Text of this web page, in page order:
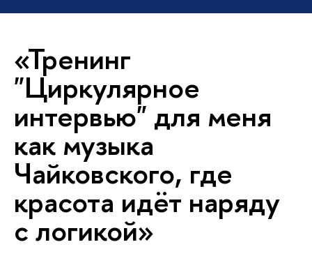
«Тренинг
"Циркулярное
интервью" для меня
как музыка
Чайковского, где
красота идёт наряду
с логикой»